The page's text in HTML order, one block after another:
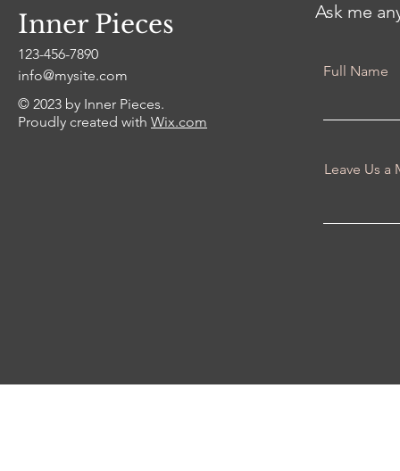
Inner Pieces
123-456-7890
info@mysite.com
© 2023 by Inner Pieces.
Proudly created with Wix.com
Ask me
Full Name
Leave Us a